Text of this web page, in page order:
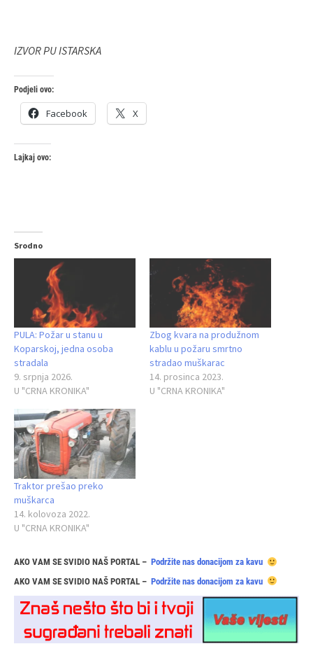
IZVOR PU ISTARSKA
Podjeli ovo:
Facebook X
Lajkaj ovo:
Srodno
PULA: Požar u stanu u
Koparskoj, jedna osoba
stradala
9. srpnja 2026.
U "CRNA KRONIKA"
Zbog kvara na produžnom
kablu u požaru smrtno
stradao muškarac
14. prosinca 2023.
U "CRNA KRONIKA"
Traktor prešao preko
muškarca
14. kolovoza 2022.
U "CRNA KRONIKA"
AKO VAM SE SVIDIO NAŠ PORTAL – Podržite nas donacijom za kavu
AKO VAM SE SVIDIO NAŠ PORTAL – Podržite nas donacijom za kavu